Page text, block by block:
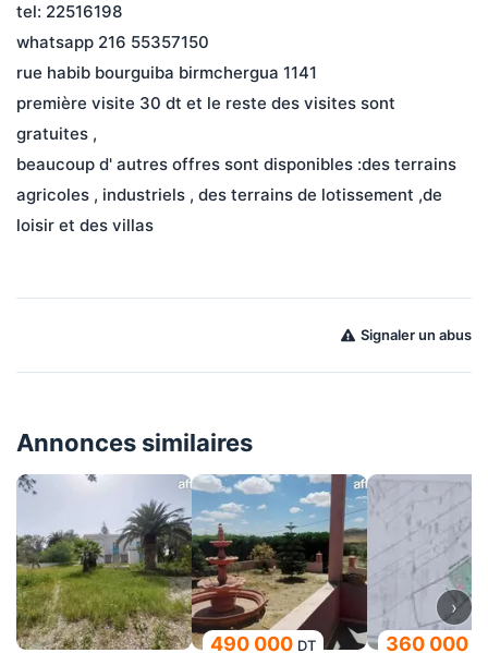
tel: 22516198
whatsapp 216 55357150
rue habib bourguiba birmchergua 1141
première visite 30 dt et le reste des visites sont
gratuites ,
beaucoup d' autres offres sont disponibles :des terrains
agricoles , industriels , des terrains de lotissement ,de
loisir et des villas
Signaler un abus
Annonces similaires
490 000 DT 360 000
›